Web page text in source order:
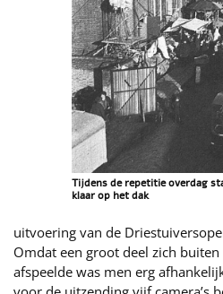
Tijdens de repetitie overdag
klaar op het dak
uitvoering van de
Omdat een groot deel zich
afspeelde was men erg